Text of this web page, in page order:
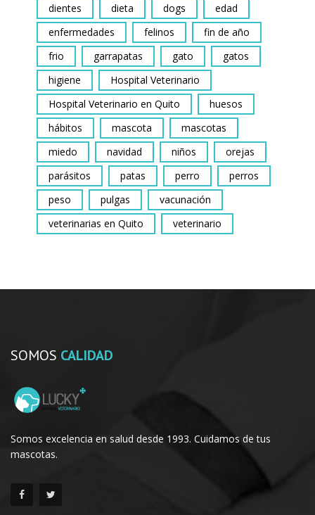
dientes
dieta dogs
edad
enfermedades
felinos
fin de año
frio
garrapatas gato
gatos
higiene
Hospital Veterinario
Hospital Veterinario en Quito
huesos
hábitos
mascota
mascotas
miedo
navidad niños
orejas
parásitos
patas perro
perros
peso
pulgas
vacunación
veterinarias en Quito
veterinario
SOMOS CALIDAD
Somos excelencia en salud desde 1993. Cuidamos de tus
mascotas.